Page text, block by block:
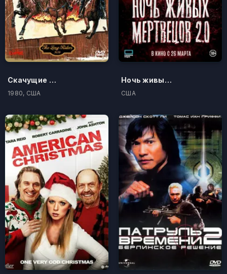
Скачущие издалека
1980, США
Ночь живых мертвецов 2.0
США